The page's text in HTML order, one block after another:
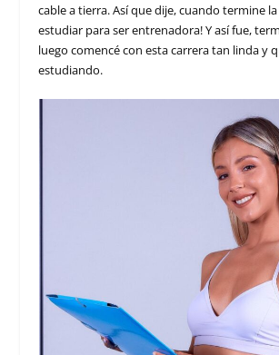
cable a tierra. Así que dije, cuando termine
estudiar para ser entrenadora! Y así fue,
luego comencé con esta carrera tan linda y
estudiando.